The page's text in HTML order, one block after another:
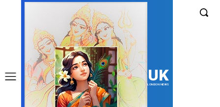
UK
LONDON NEWS